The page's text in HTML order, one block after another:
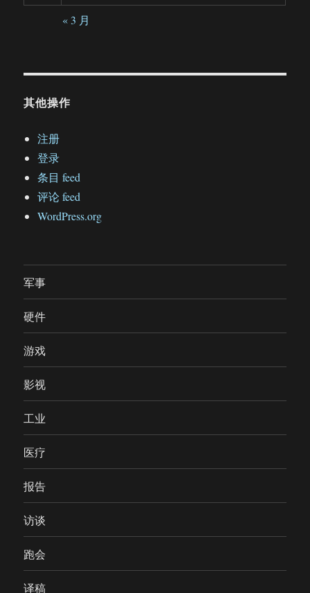
« 3 月
其他操作
注册
登录
条目 feed
评论 feed
WordPress.org
军事
硬件
游戏
影视
工业
医疗
报告
访谈
跑会
译稿